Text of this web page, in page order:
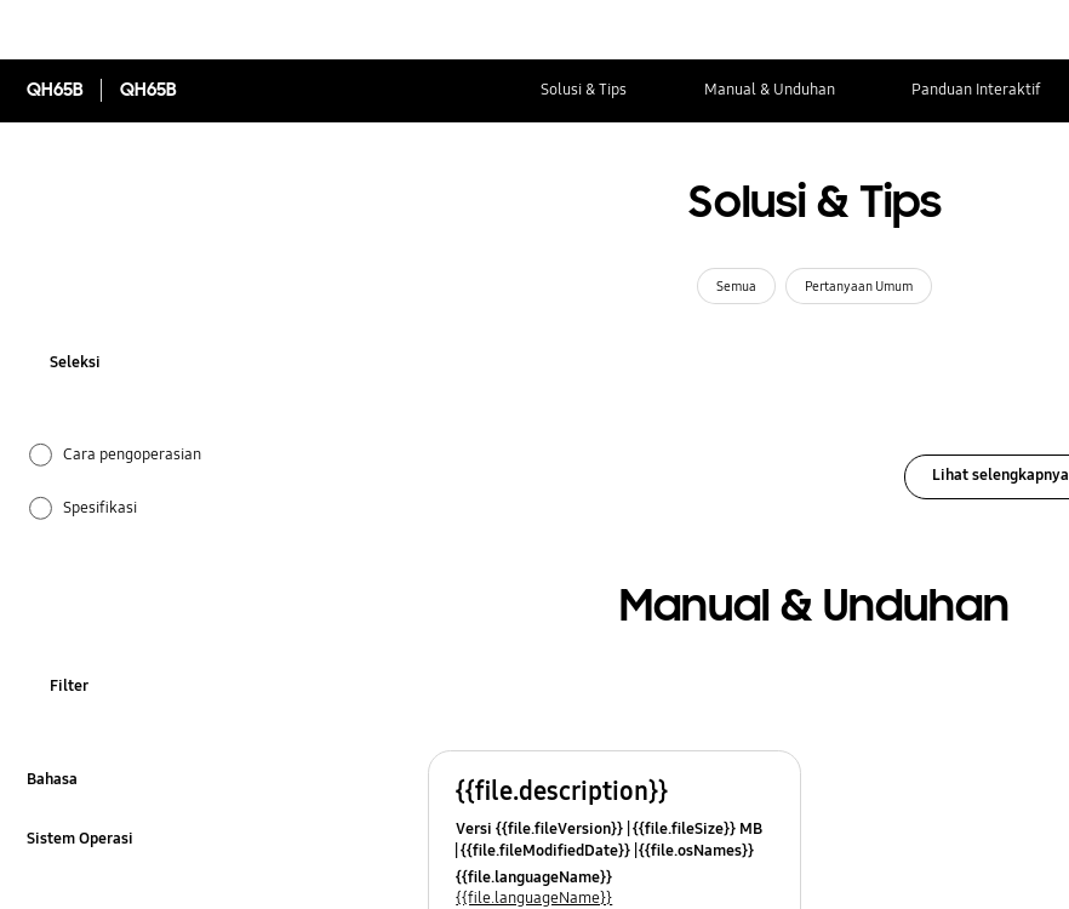
QH65B QH65B Solusi & Tips Manual & Unduhan Panduan Interaktif
Solusi & Tips
Semua Pertanyaan Umum
Seleksi
Cara pengoperasian
Spesifikasi
Lihat selengkapnya
Manual & Unduhan
Filter
Bahasa
Sistem Operasi
{{file.description}}
Versi {{file.fileVersion}} {{file.fileSize}} MB
{{file.fileModifiedDate}} {{file.osNames}}
{{file.languageName}}
{{file.languageName}}